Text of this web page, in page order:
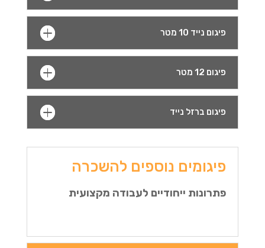
פיגום נייד 10 מטר
פיגום 12 מטר
פיגום ברזל נייד
פיגומים נוספים להשכרה
פתרונות ייחודיים לעבודה מקצועית